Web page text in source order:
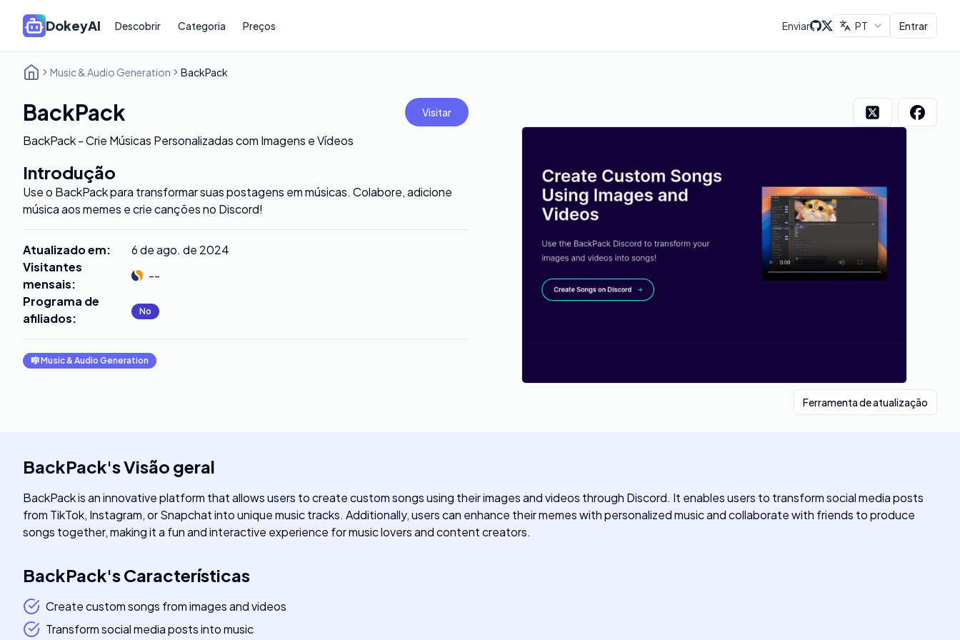
DokeyAI Descobrir Categoria Preços Enviar PT Entrar
Music & Audio Generation BackPack
BackPack Visitar
BackPack - Crie Músicas Personalizadas com Imagens e Vídeos
Introdução
Use o BackPack para transformar suas postagens em músicas. Colabore, adicione
música aos memes e crie canções no Discord!
Atualizado em:
6 de ago. de 2024
Visitantes
mensais:
--
Programa de
afiliados: No
🎼Music & Audio Generation
Ferramenta de atualização
BackPack'sVisão geral
BackPack is an innovative platform that allows users to create custom songs using their images and videos through Discord. It enables users to transform social media posts
from TikTok, Instagram, or Snapchat into unique music tracks. Additionally, users can enhance their memes with personalized music and collaborate with friends to produce
songs together, making it a fun and interactive experience for music lovers and content creators.
BackPack'sCaracterísticas
Create custom songs from images and videos
Transform social media posts into music